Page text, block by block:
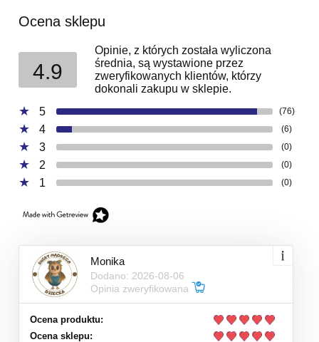
Ocena sklepu
4.9
Opinie, z których została wyliczona
średnia, są wystawione przez
zweryfikowanych klientów, którzy
dokonali zakupu w sklepie.
5
(76)
4 (6)
3 (0)
2 (0)
1 (0)
Monika
Dodano: 2026-08-06
Opinia zweryfikowana
Ocena produktu:
Ocena sklepu: